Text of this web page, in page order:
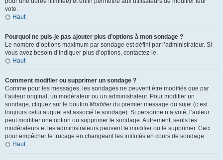
vote.
Haut
Pourquoi ne puis-je pas ajouter plus d’options à mon sondage ?
Le nombre d’options maximum par sondage est défini par l’administrateur. Si
vous avez besoin d’indiquer plus d’options, contactez-le.
Haut
Comment modifier ou supprimer un sondage ?
Comme pour les messages, les sondages ne peuvent être modifiés que par
l’auteur original, un modérateur ou un administrateur. Pour modifier un
sondage, cliquez sur le bouton Modifierdu premier message du sujet (c’est
toujours celui auquel est associé le sondage). Si personne n’a voté, l’auteur
peut modifier une option ou supprimer le sondage. Autrement, seuls les
modérateurs et les administrateurs peuvent le modifier ou le supprimer. Ceci
pour empêcher le trucage en changeant les intitulés en cours de sondage.
Haut